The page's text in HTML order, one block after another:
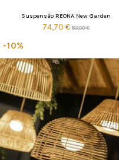
Suspensão REONA New Garden
74,70 € 83,00 €
-10%